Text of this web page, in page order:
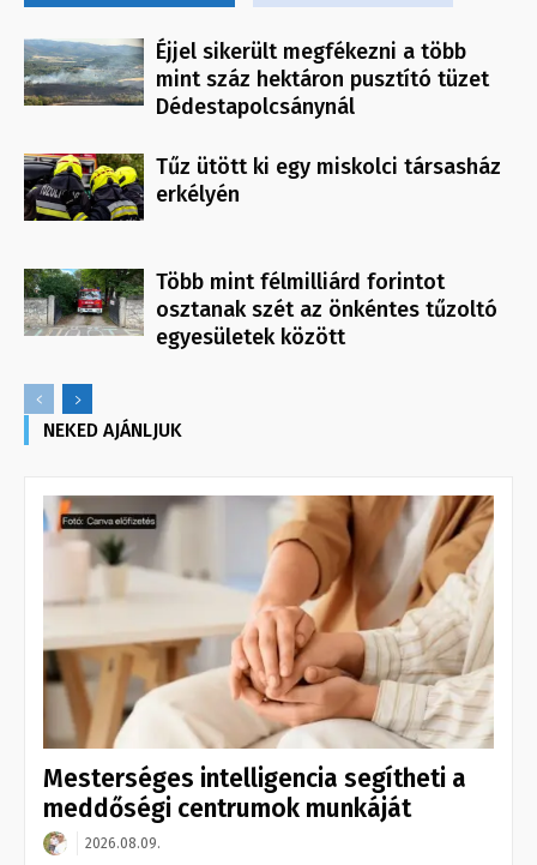
Éjjel sikerült megfékezni a több
mint száz hektáron pusztító tüzet
Dédestapolcsánynál
Tűz ütött ki egy miskolci társasház
erkélyén
Több mint félmilliárd forintot
osztanak szét az önkéntes tűzoltó
egyesületek között
NEKED AJÁNLJUK
Mesterséges intelligencia segítheti a
meddőségi centrumok munkáját
2026.08.09.